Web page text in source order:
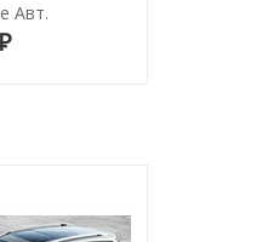
Авт.